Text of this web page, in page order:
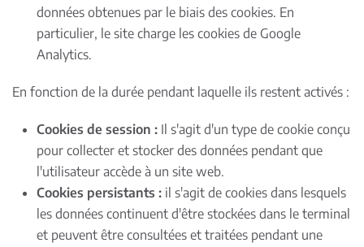
données obtenues par le biais des cookies. En
particulier, le site charge les cookies de Google
Analytics.
En fonction de la durée pendant laquelle ils restent activés :
Cookies de session : Il s'agit d'un type de cookie conçu
pour collecter et stocker des données pendant que
l'utilisateur accède à un site web.
Cookies persistants : il s'agit de cookies dans lesquels
les données continuent d'être stockées dans le terminal
et peuvent être consultées et traitées pendant une